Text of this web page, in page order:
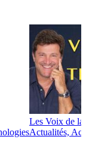
Les Voix de la
Actualités,